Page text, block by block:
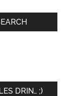
DRIN… ;)